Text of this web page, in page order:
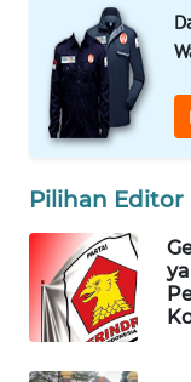
Pilihan Editor
NET
PLN
WATCH
LPKKI
LKKI
KOPEKLIN